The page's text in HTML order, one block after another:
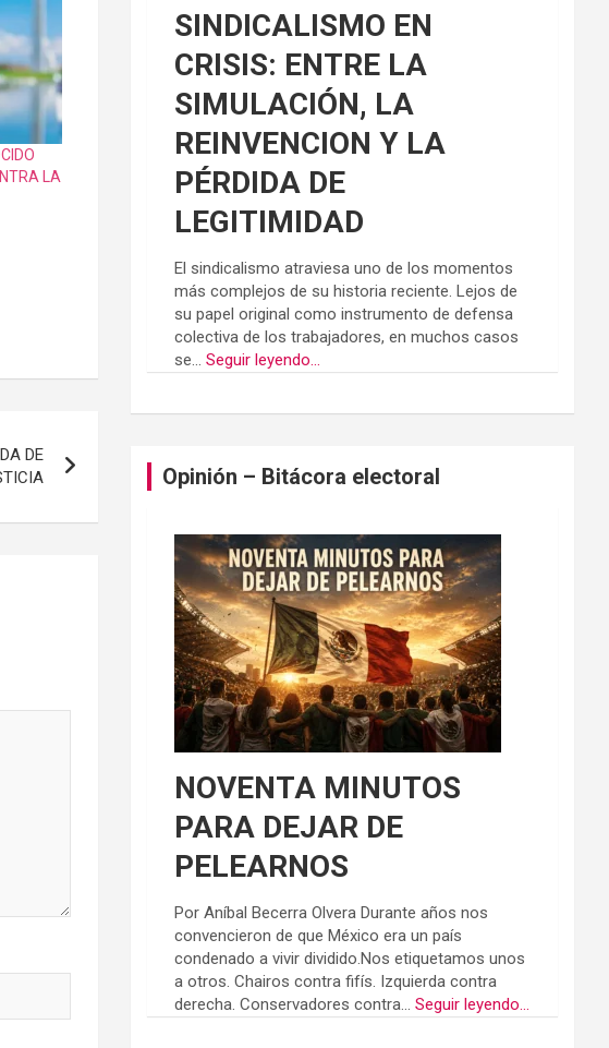
LA
DE
SINDICALISMO EN
CRISIS: ENTRE LA
SIMULACIÓN, LA
REINVENCION Y LA
PÉRDIDA DE
LEGITIMIDAD
El sindicalismo atraviesa uno de los momentos
más complejos de su historia reciente. Lejos de
su papel original como instrumento de defensa
colectiva de los trabajadores, en muchos casos
se...Seguir leyendo...
Opinión – Bitácora electoral
NOVENTA MINUTOS
PARA DEJAR DE
PELEARNOS
Por Aníbal Becerra Olvera Durante años nos
convencieron de que México era un país
condenado a vivir dividido.Nos etiquetamos unos
a otros. Chairos contra fifís. Izquierda contra
derecha. Conservadores contra...Seguir leyendo...